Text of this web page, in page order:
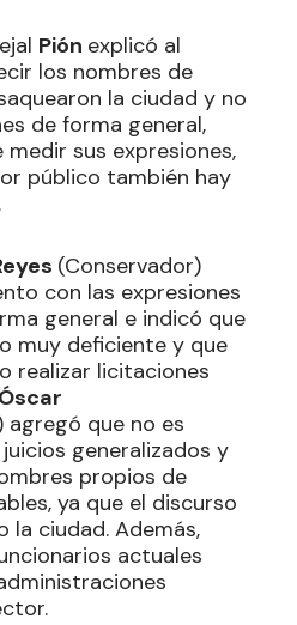
Pión explicó al
los nombres de
la ciudad y no
de forma general,
sus expresiones,
público también hay
(Conservador)
con las expresiones
general e indicó que
muy deficiente y que
realizar licitaciones
Óscar
agregó que no es
generalizados y
propios de
ya que el discurso
la ciudad. Además,
actuales